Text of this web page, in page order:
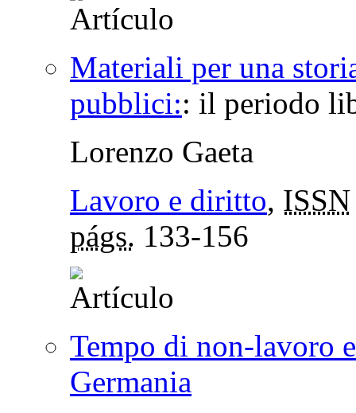
Materiali per una
pubblici:: il periodo
Lorenzo Gaeta
Lavoro e diritto, ISSN
págs. 133-156
Tempo di non-lavoro
Germania